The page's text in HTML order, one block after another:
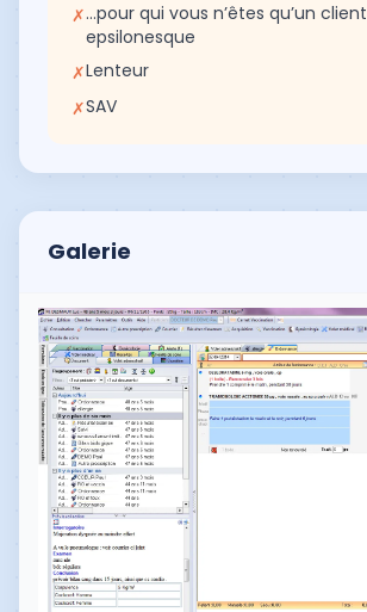
✗…pour qui vous n’êtes qu’un client
epsilonesque
✗Lenteur
✗SAV
Galerie